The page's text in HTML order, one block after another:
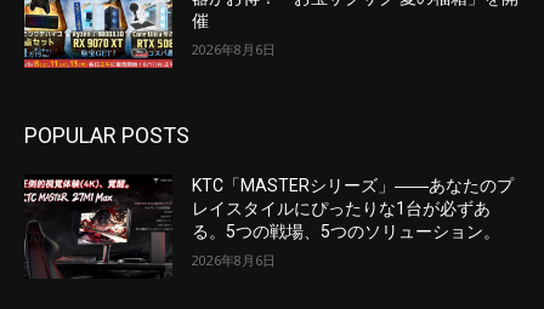
催
2026年8月6日
POPULAR POSTS
KTC「MASTERシリーズ」――あなたのプ
レイスタイルにぴったりな1台が必ずあ
る。5つの戦場、5つのソリューション。
2026年8月6日